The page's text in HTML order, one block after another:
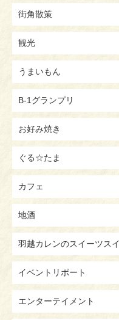
街角散策
観光
うまいもん
B-1グランプリ
お好み焼き
ぐる☆たま
カフェ
地酒
羽越カレンのスイーツス
イベントリポート
エンターテイメント